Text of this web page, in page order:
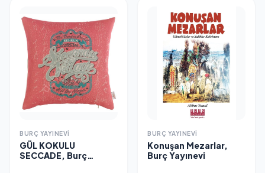
BURÇ YAYINEVI
GÜL KOKULU
SECCADE, Burç
BURÇ YAYINEVI
Konuşan Mezarlar,
Burç Yayınevi